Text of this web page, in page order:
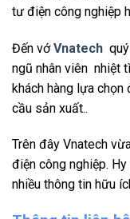
tư điện công nghiệp
Đến vớVnatech
ngũ nhân viên nhiệt
khách hàng lựa
cầu sản xuất..
Trên đây Vnatech
điện công nghiệp.
nhiều thông tin hữu